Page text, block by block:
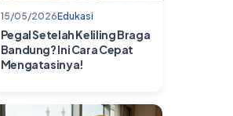
15/05/2026Edukasi
Pegal Setelah Keliling Braga
Bandung? Ini Cara Cepat
Mengatasinya!